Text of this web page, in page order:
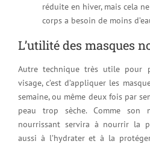
réduite en hiver, mais cela
corps a besoin de moins
L’utilité des masques
Autre technique très utile pour
visage, c’est d’appliquer les
semaine, ou même deux fois par
peau trop sèche. Comme son
nourrissant servira à nourrir la
aussi à l’hydrater et à la